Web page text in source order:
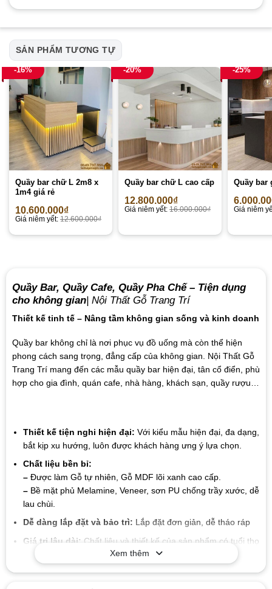
SẢN PHẨM TƯƠNG TỰ
-16%
Quầy bar chữ L 2m8 x
1m4 giá rẻ
10.600.000₫
Giá niêm yết: 12.600.000₫
-20%
Quầy bar chữ L cao cấp
12.800.000₫
Giá niêm yết: 16.000.000₫
-25%
Quầy bar
Giá niêm
Quầy Bar, Quầy Cafe, Quầy Pha Chế – Tiện dụng
cho không gian| Nội Thất Gỗ Trang Trí
Thiết kế tinh tế – Nâng tầm không gian sống và kinh doanh
Quầy bar không chỉ là nơi phục vụ đồ uống mà còn thể hiện
phong cách sang trọng, đẳng cấp của không gian. Nội Thất Gỗ
Trang Trí mang đến các mẫu quầy bar hiện đại, tân cổ điển, phù
hợp cho gia đình, quán cafe, nhà hàng, khách sạn, quầy rượu…
Thiết kế tiện nghi hiện đại: Với kiểu mẫu hiện đại, đa dạng,
bắt kịp xu hướng, luôn được khách hàng ưng ý lựa chọn.
Chất liệu bền bỉ:
–Được làm Gỗ tự nhiên, Gỗ MDF lõi xanh cao cấp.
–Bề mặt phủ Melamine, Veneer, sơn PU chống trầy xước, dễ
lau chùi.
Dễ dàng lắp đặt và bảo trì: Lắp đặt đơn giản, dễ tháo ráp
Giá trị lâu dài: Chất liệu và thiết kế của sản phẩm có tuổi thọ
cao, giúp bạn tiết kiệm chi phí trong suốt quá trình sử dụng
mà không cần lo lắng về sự hao mòn hay hư hỏng.
Xem thêm